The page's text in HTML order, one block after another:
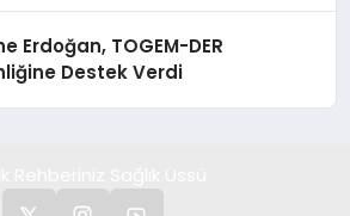
Erdoğan, TOGEM-DER
Destek Verdi